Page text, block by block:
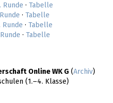
Runde ·
Tabelle
·
Tabelle
Runde ·
Tabelle
Runde ·
Tabelle
Online WK G(Archiv)
(1.–4. Klasse)